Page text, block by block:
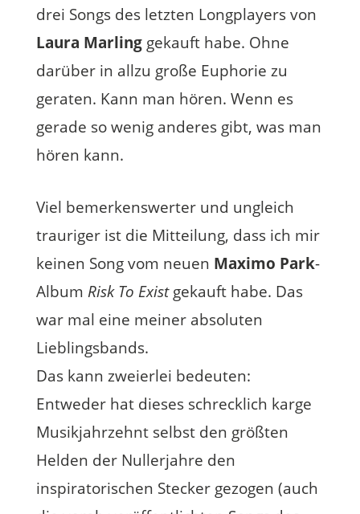
drei Songs des letzten Longplayers von
Laura Marlinggekauft habe. Ohne
darüber in allzu große Euphorie zu
geraten. Kann man hören. Wenn es
gerade so wenig anderes gibt, was man
hören kann.
Viel bemerkenswerter und ungleich
trauriger ist die Mitteilung, dass ich mir
keinen Song vom neuen Maximo Park-
Album Risk To Existgekauft habe. Das
war mal eine meiner absoluten
Lieblingsbands.
Das kann zweierlei bedeuten:
Entweder hat dieses schrecklich karge
Musikjahrzehnt selbst den größten
Helden der Nullerjahre den
inspiratorischen Stecker gezogen (auch